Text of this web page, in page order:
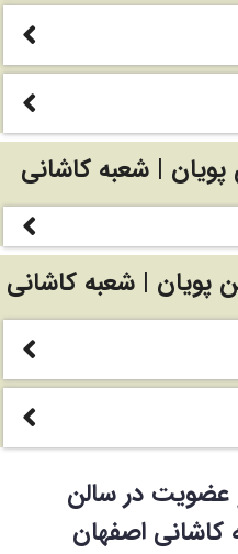
پویان | شعبه کاشانی
پویان | شعبه کاشانی
عضویت در سالن
کاشانی اصفهان